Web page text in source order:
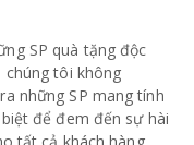
SP quà tặng độc
tôi không
những SP mang tính
để đem đến sự hài